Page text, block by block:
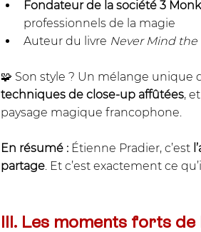
Fondateur de la société 3
professionnels de la magie
Auteur du livre Never Mind the
🧩 Son style ? Un mélange unique
techniques de close-up affûtées,
paysage magique francophone.
En résumé : Étienne Pradier, c’est
partage. Et c’est exactement ce
III. Les moments forts